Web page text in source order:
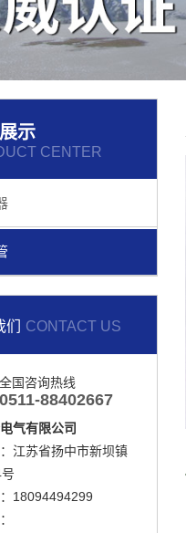
示
CENTER
CONTACT US
全国咨询热线
0511-88402667
气有限公司
江苏省扬中市新坝镇
18094494299